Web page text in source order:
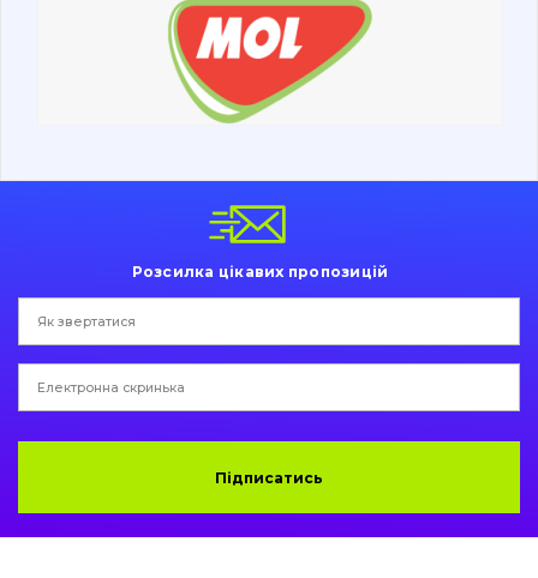
Фільтри та мастильні матеріали
Болти, гайки і елементи кріплення
Коронки, зуби, адаптери, пальці, фіксатори
Подушки амортизаційні
Пальці та Втулки
написати
листа
зателефонувати
Розсилка цікавих пропозицій
Підписатись